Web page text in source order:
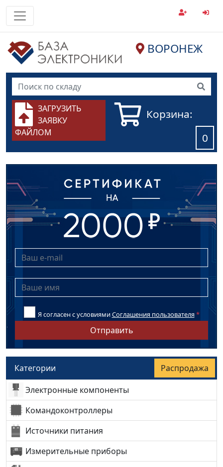
ВОРОНЕЖ
ЗАГРУЗИТЬ
ЗАЯВКУ
ФАЙЛОМ
Корзина:
0
Я согласен с условиямиСоглашения пользователя *
Отправить
Категории
Распродажа
Электронные компоненты
Командоконтроллеры
Источники питания
Измерительные приборы